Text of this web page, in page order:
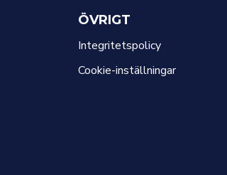
ÖVRIGT
Integritetspolicy
Cookie-inställningar